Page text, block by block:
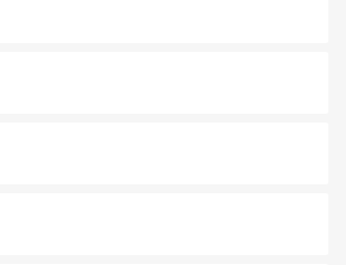
ーカーズは地元の風情を楽しめる外せないスポット